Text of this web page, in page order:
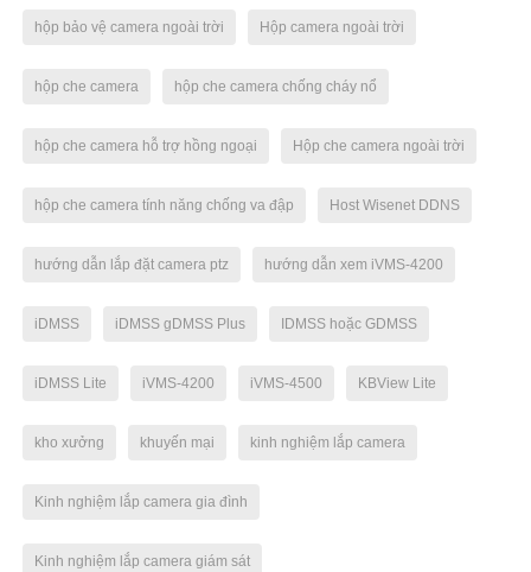
hộp bảo vệ camera ngoài trời Hộp camera ngoài trời
hộp che camera hộp che camera chống cháy nổ
hộp che camera hỗ trợ hồng ngoại Hộp che camera ngoài trời
hộp che camera tính năng chống va đập Host Wisenet DDNS
hướng dẫn lắp đặt camera ptz hướng dẫn xem iVMS-4200
iDMSS iDMSS gDMSS Plus IDMSS hoặc GDMSS
iDMSS Lite iVMS-4200 iVMS-4500 KBView Lite
kho xưởng khuyến mại kinh nghiệm lắp camera
Kinh nghiệm lắp camera gia đình
Kinh nghiệm lắp camera giám sát